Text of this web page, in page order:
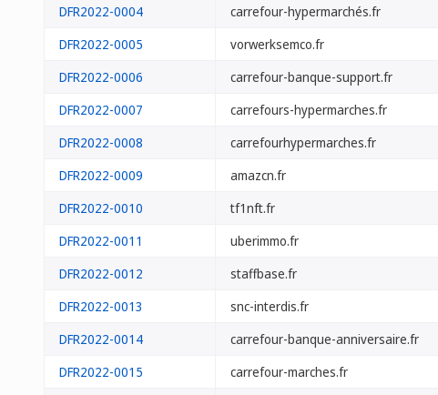
DFR2022-0004
carrefour-hypermarchés.fr
DFR2022-0005
vorwerksemco.fr
DFR2022-0006
carrefour-banque-support.fr
DFR2022-0007
carrefours-hypermarches.fr
DFR2022-0008
carrefourhypermarches.fr
DFR2022-0009
amazcn.fr
DFR2022-0010
tf1nft.fr
DFR2022-0011
uberimmo.fr
DFR2022-0012
staffbase.fr
DFR2022-0013
snc-interdis.fr
DFR2022-0014
carrefour-banque-anniversaire.fr
DFR2022-0015
carrefour-marches.fr